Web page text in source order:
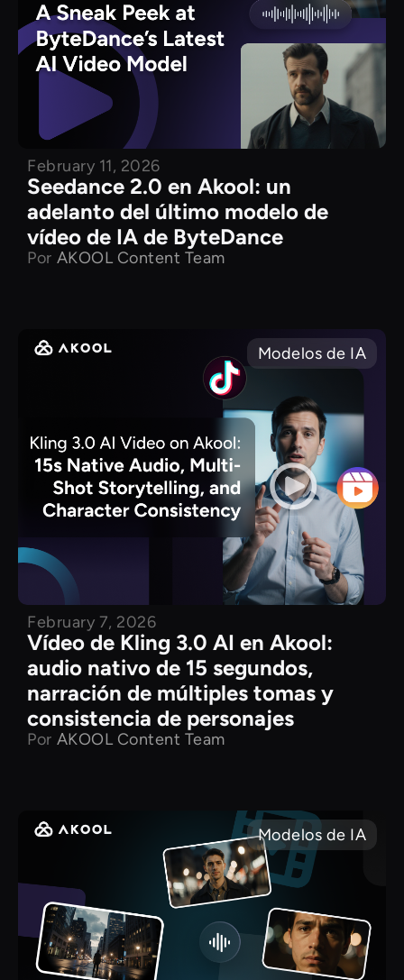
February 11, 2026
Seedance 2.0 en Akool: un
adelanto del último modelo de
vídeo de IA de ByteDance
Por AKOOL Content Team
Modelos de IA
February 7, 2026
Vídeo de Kling 3.0 AI en Akool:
audio nativo de 15 segundos,
narración de múltiples tomas y
consistencia de personajes
Por AKOOL Content Team
Modelos de IA